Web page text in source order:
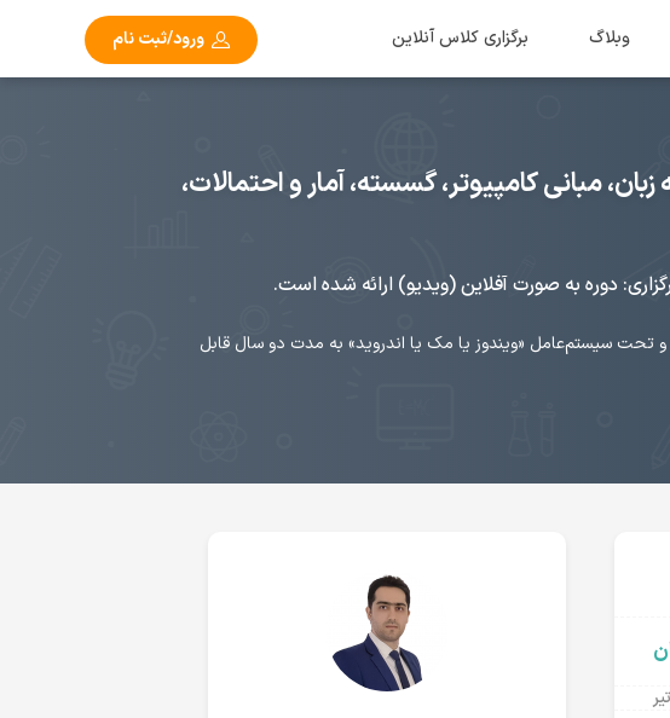
ورود/ثبت نام وبلاگ برگزاری کلاس آنلاین
نظریه زبان، مبانی کامپیوتر، گسسته، آمار و احتمالات،
دوره به صورت آفلاین (ویدیو) ارائه شده است.
تحت سیستم‌عامل «ویندوز یا مک یا اندروید» به مدت دو سال قابل